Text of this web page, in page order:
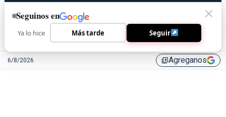
6/8/2026 library_addAgreganos
Seguinos en
Ya lo hice Más tarde Seguir